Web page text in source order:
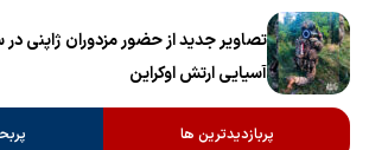
تصاویر جدید از حضور مزدوران ژاپنی در
آسیایی ارتش اوکراین
پربازدیدترین ها